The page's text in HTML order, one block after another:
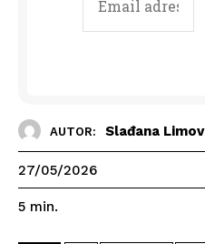
AUTOR: Slađana Limov
27/05/2026
5 min.